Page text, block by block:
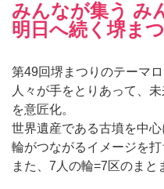
みんなが集う み
明日へ続く堺ま
第49回堺まつりのテーマ
人々が手をとりあって、
を意匠化。
世界遺産である古墳を中
輪がつながるイメージを打
また、7人の輪=7区のまと